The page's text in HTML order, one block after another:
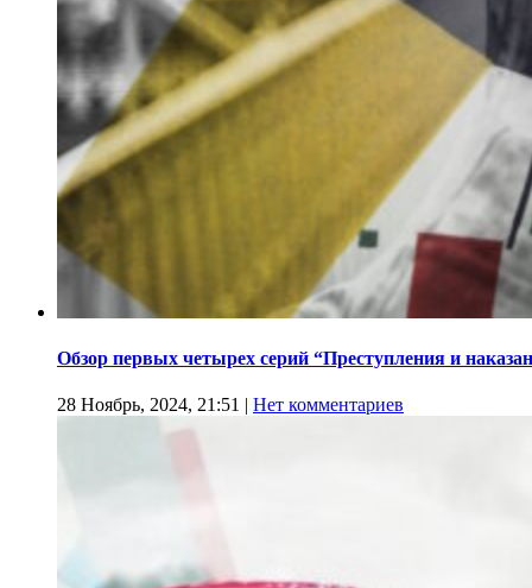
Обзор первых четырех серий “Преступления и
28 Ноябрь, 2024, 21:51 | Нет комментариев